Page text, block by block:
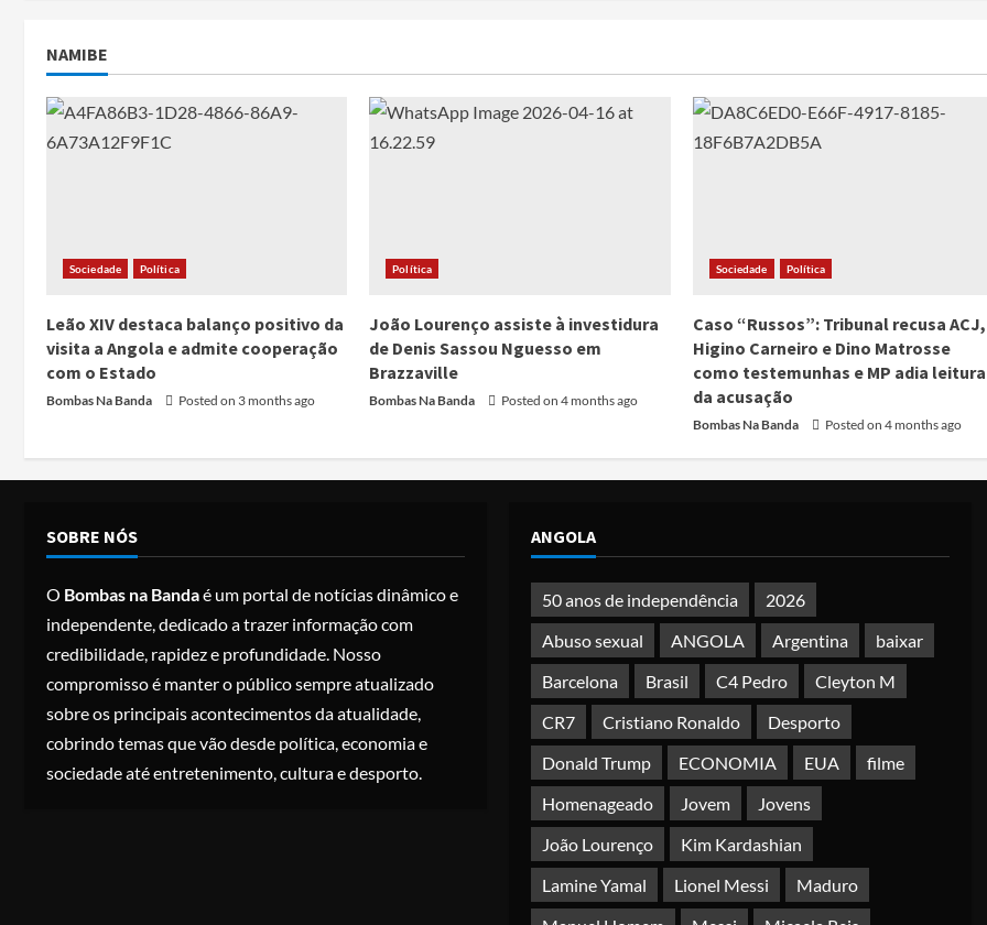
NAMIBE
Sociedade Política
Leão XIV destaca balanço positivo da
visita a Angola e admite cooperação
com o Estado
Bombas Na Banda Posted on 3 months ago
Política
João Lourenço assiste à investidura
de Denis Sassou Nguesso em
Brazzaville
Bombas Na Banda Posted on 4 months ago
Sociedade Política
Caso “Russos”: Tribunal recusa ACJ,
Higino Carneiro e Dino Matrosse
como testemunhas e MP adia leitura
da acusação
Bombas Na Banda Posted on 4 months ago
SOBRE NÓS
O Bombas na Bandaé um portal de notícias dinâmico e
independente, dedicado a trazer informação com
credibilidade, rapidez e profundidade. Nosso
compromisso é manter o público sempre atualizado
sobre os principais acontecimentos da atualidade,
cobrindo temas que vão desde política, economia e
sociedade até entretenimento, cultura e desporto.
ANGOLA
50 anos de independência
2026
Abuso sexual
ANGOLA Argentina
baixar
Barcelona
Brasil C4 Pedro
Cleyton M
CR7
Cristiano Ronaldo
Desporto
Donald Trump
ECONOMIA EUA
filme
Homenageado
Jovem
Jovens
João Lourenço
Kim Kardashian
Lamine Yamal
Lionel Messi
Maduro